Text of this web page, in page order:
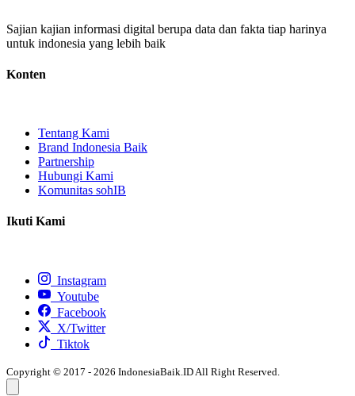
Sajian kajian informasi digital berupa data dan fakta tiap harinya
untuk indonesia yang lebih baik
Konten
Tentang Kami
Brand Indonesia Baik
Partnership
Hubungi Kami
Komunitas sohIB
Ikuti Kami
Instagram
Youtube
Facebook
X/Twitter
Tiktok
Copyright © 2017 - 2026 IndonesiaBaik.ID All Right Reserved.